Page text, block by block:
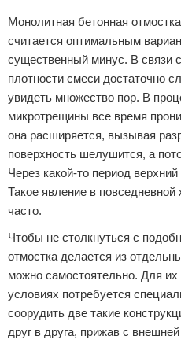
Монолитная бетонная
считается оптимальным
существенный минус. В связи
плотности смеси достаточно
увидеть множество пор. В
микротрещины все время
она расширяется, вызывая
поверхность шелушится, а
Через какой-то период
Такое явление в повседневной
часто.
Чтобы не столкнуться с
отмостка делается из
можно самостоятельно. Для
условиях потребуется
соорудить две такие
друг в друга, прижав с